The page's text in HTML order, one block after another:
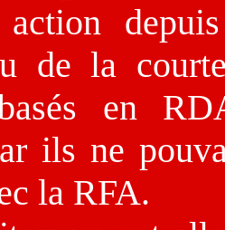
action
de la
en
ils ne
la RFA.